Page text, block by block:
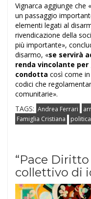
Vignarca aggiunge che
un passaggio
elementi legati al
rivendicazione della
più importante»,
disarmo, «se servirà
renda vincolante
condotta così come
codici che
comunitarie».
TAGS: Andrea Ferrari
Famiglia Cristiana
“Pace
collettivo di